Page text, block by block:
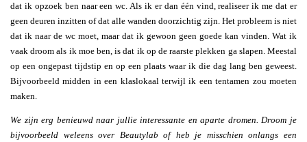
dat ik opzoek ben naar een wc. Als ik er dan één vind, realiseer ik me dat er
geen deuren inzitten of dat alle wanden doorzichtig zijn. Het probleem is niet
dat ik naar de wc moet, maar dat ik gewoon geen goede kan vinden. Wat ik
vaak droom als ik moe ben, is dat ik op de raarste plekken ga slapen. Meestal
op een ongepast tijdstip en op een plaats waar ik die dag lang ben geweest.
Bijvoorbeeld midden in een klaslokaal terwijl ik een tentamen zou moeten
maken.
We zijn erg benieuwd naar jullie interessante en aparte dromen. Droom je
bijvoorbeeld weleens over Beautylab of heb je misschien onlangs een